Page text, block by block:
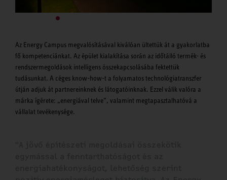
Az Energy Campus megvalósításával kiválóan ültettük át a gyakorlatba
fő kompetenciánkat. Az épület kialakítása során az időtálló termék- és
rendszermegoldások intelligens összekapcsolásába fektettük
tudásunkat. A céges know-how-t a folyamatos technológiatranszfer
útján adjuk át partnereinknek és látogatóinknak. Ezzel válik valóra a
márka ígérete: „energiával telve”, valamint megtapasztalhatóvá a
vállalat tevékenysége.